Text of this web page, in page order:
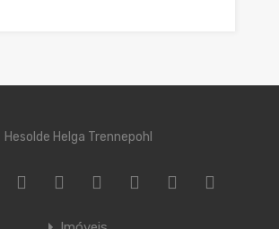
Hesolde Helga Trennepohl